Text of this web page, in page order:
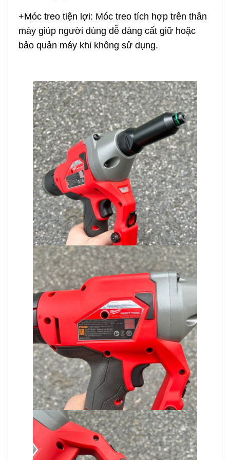
+Móc treo tiện lợi: Móc treo tích hợp trên thân
máy giúp người dùng dễ dàng cất giữ hoặc
bảo quản máy khi không sử dụng.